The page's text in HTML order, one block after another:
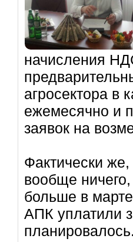
начисления
агросектора в
ежемесячно и
заявок на
Фактически
вообще
больше в
АПК уплатили
планировалось.